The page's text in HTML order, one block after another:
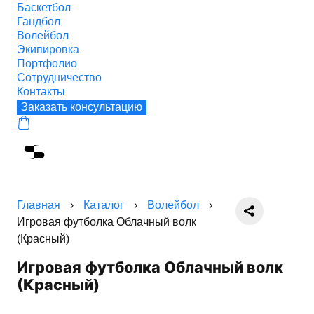
Баскетбол
Гандбол
Волейбол
Экипировка
Портфолио
Сотрудничество
Контакты
Заказать консультацию
Главная › Каталог › Волейбол
›
Игровая футболка Облачный волк
(Красный)
Игровая футболка Облачный волк
(Красный)